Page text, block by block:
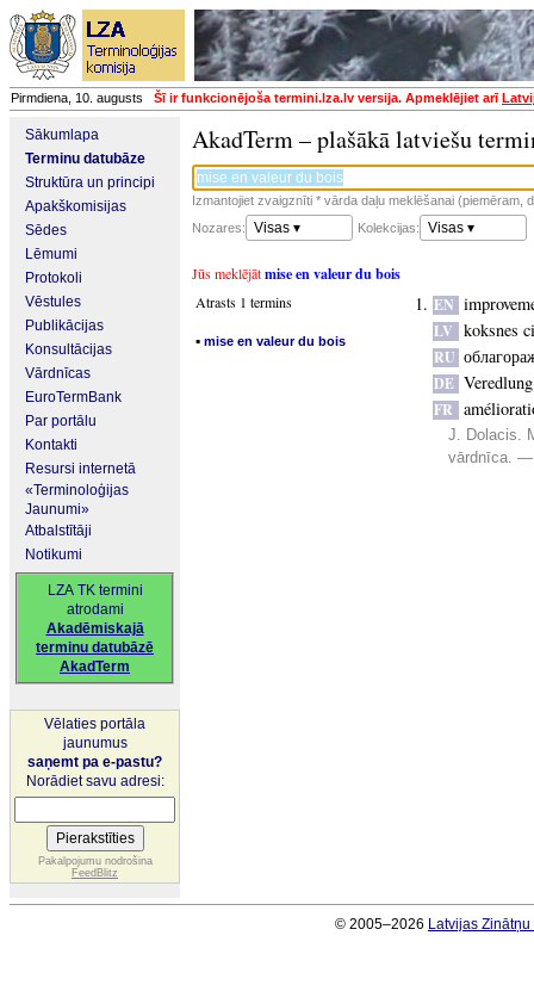
Pirmdiena, 10. augusts Šī ir funkcionējoša termini.lza.lv versija. Apmeklējiet arī
Sākumlapa
Terminu datubāze
Struktūra un principi
Apakškomisijas
Sēdes
Lēmumi
Protokoli
Vēstules
Publikācijas
Konsultācijas
Vārdnīcas
EuroTermBank
Par portālu
Kontakti
Resursi internetā
«Terminoloģijas
Jaunumi»
Atbalstītāji
Notikumi
LZA TK termini
atrodami
Akadēmiskajā
terminu datubāzē
AkadTerm
Vēlaties portāla
jaunumus
saņemt pa e-pastu?
Norādiet savu adresi:
Pakalpojumu nodrošina
FeedBlitz
AkadTerm – plašākā latviešu
Izmantojiet zvaigznīti * vārda daļu meklēšanai (piemēram,
Nozares:
Visas ▾ Kolekcijas: Visas ▾
Jūs meklējātmise en valeur du bois
Atrasts 1 termins
▪ mise en valeur du bois
EN
LV koksnes
RU
DE
FR
J. Dolacis.
vārdnīca. —
© 2005–2026 Latvijas